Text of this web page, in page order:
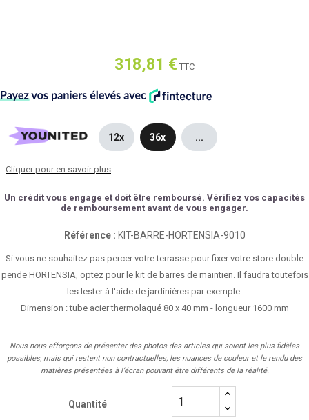
318,81 € TTC
12x 36x ...
Cliquer pour en savoir plus
Un crédit vous engage et doit être remboursé. Vérifiez vos capacités
de remboursement avant de vous engager.
Référence : KIT-BARRE-HORTENSIA-9010
Si vous ne souhaitez pas percer votre terrasse pour fixer votre store double
pende HORTENSIA, optez pour le kit de barres de maintien. Il faudra toutefois
les lester à l'aide de jardinières par exemple.
Dimension : tube acier thermolaqué 80 x 40 mm - longueur 1600 mm
Nous nous efforçons de présenter des photos des articles qui soient les plus fidèles
possibles, mais qui restent non contractuelles, les nuances de couleur et le rendu des
matières présentées à l’écran pouvant être différents de la réalité.
Quantité